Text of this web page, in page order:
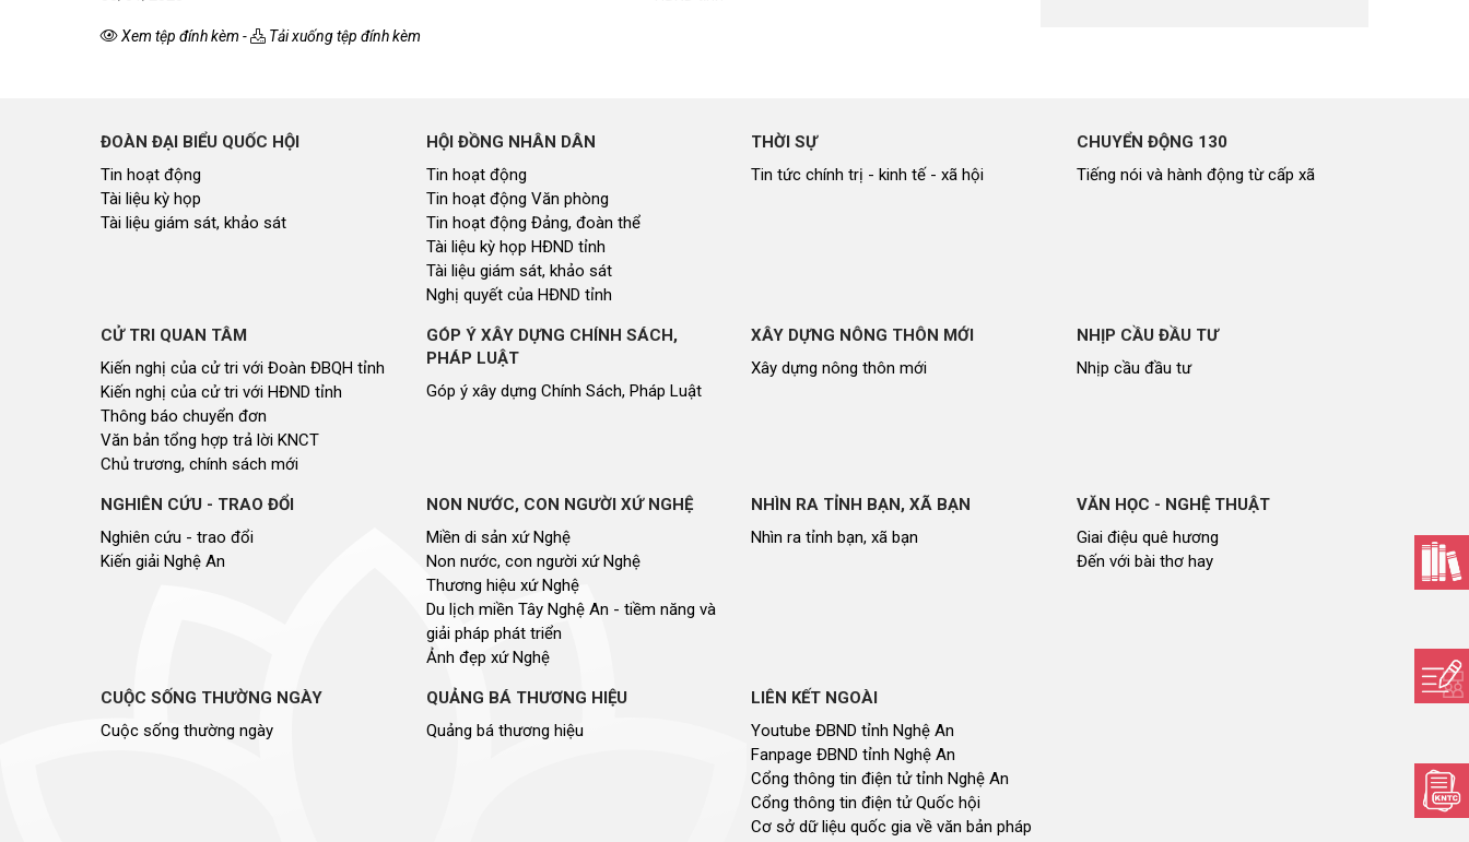
NGHIÊN CỨU - TRAO ĐỔI
Nghiên cứu - trao đổi
giải pháp phát triển
CUỘC SỐNG THƯỜNG NGÀY
Cuộc sống thường ngày
QUẢNG BÁ THƯƠNG HIỆU
Quảng bá thương hiệu
Cơ sở dữ liệu quốc gia về văn bản pháp
Báo Đại biểu nhân dân
Xem tệp đính kèm - Tải xuống tệp đính kèm
ĐOÀN ĐẠI BIỂU QUỐC HỘI
Tin hoạt động
Tài liệu kỳ họp
Tài liệu giám sát, khảo sát
HỘI ĐỒNG NHÂN DÂN
Tin hoạt động
Tin hoạt động Văn phòng
Tin hoạt động Đảng, đoàn thể
Tài liệu kỳ họp HĐND tỉnh
Tài liệu giám sát, khảo sát
Nghị quyết của HĐND tỉnh
THỜI SỰ
Tin tức chính trị - kinh tế - xã hội
CHUYỂN ĐỘNG 130
Tiếng nói và hành động từ cấp xã
CỬ TRI QUAN TÂM
Kiến nghị của cử tri với Đoàn ĐBQH tỉnh
Kiến nghị của cử tri với HĐND tỉnh
Thông báo chuyển đơn
Văn bản tổng hợp trả lời KNCT
Chủ trương, chính sách mới
GÓP Ý XÂY DỰNG CHÍNH SÁCH,
PHÁP LUẬT
Góp ý xây dựng Chính Sách, Pháp Luật
XÂY DỰNG NÔNG THÔN MỚI
Xây dựng nông thôn mới
NHỊP CẦU ĐẦU TƯ
Nhịp cầu đầu tư
NGHIÊN CỨU - TRAO ĐỔI
Nghiên cứu - trao đổi
Kiến giải Nghệ An
NON NƯỚC, CON NGƯỜI XỨ NGHỆ
Miền di sản xứ Nghệ
Non nước, con người xứ Nghệ
Thương hiệu xứ Nghệ
Du lịch miền Tây Nghệ An - tiềm năng và
giải pháp phát triển
Ảnh đẹp xứ Nghệ
NHÌN RA TỈNH BẠN, XÃ BẠN
Nhìn ra tỉnh bạn, xã bạn
VĂN HỌC - NGHỆ THUẬT
Giai điệu quê hương
Đến với bài thơ hay
CUỘC SỐNG THƯỜNG NGÀY
Cuộc sống thường ngày
QUẢNG BÁ THƯƠNG HIỆU
Quảng bá thương hiệu
LIÊN KẾT NGOÀI
Youtube ĐBND tỉnh Nghệ An
Fanpage ĐBND tỉnh Nghệ An
Cổng thông tin điện tử tỉnh Nghệ An
Cổng thông tin điện tử Quốc hội
Cơ sở dữ liệu quốc gia về văn bản pháp